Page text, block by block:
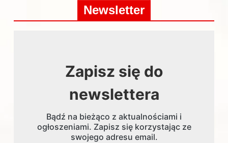
Newsletter
Zapisz się do
newslettera
Bądź na bieżąco z aktualnościami i
ogłoszeniami. Zapisz się korzystając ze
swojego adresu email.